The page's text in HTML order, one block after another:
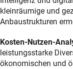
kleinräumige und
Anbaustrukturen
Kosten-Nutzen-
leistungsstarke
ökonomischen und